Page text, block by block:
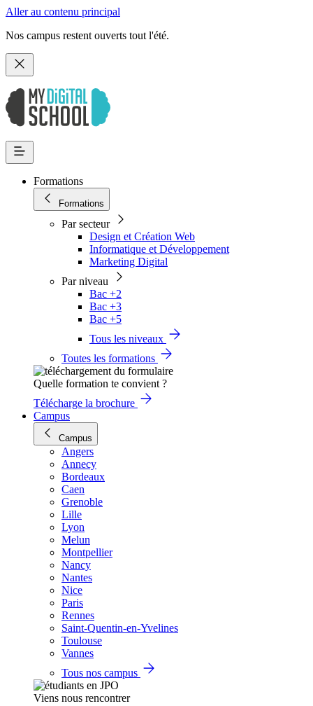
Aller au contenu principal
Nos campus restent ouverts tout l'été.
Formations
Formations
Par secteur
Design et Création Web
Informatique et Développement
Marketing Digital
Par niveau
Bac +2
Bac +3
Bac +5
Tous les niveaux
Toutes les formations
Quelle formation te convient ?
Télécharge la brochure
Campus
Campus
Angers
Annecy
Bordeaux
Caen
Grenoble
Lille
Lyon
Melun
Montpellier
Nancy
Nantes
Nice
Paris
Rennes
Saint-Quentin-en-Yvelines
Toulouse
Vannes
Tous nos campus
Viens nous rencontrer